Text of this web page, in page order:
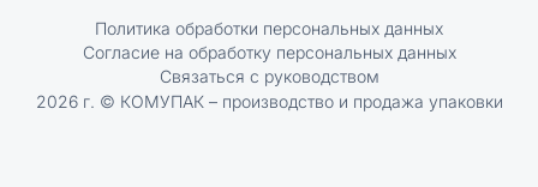
Политика обработки персональных данных
Согласие на обработку персональных данных
Связаться с руководством
2026 г. © КОМУПАК – производство и продажа упаковки